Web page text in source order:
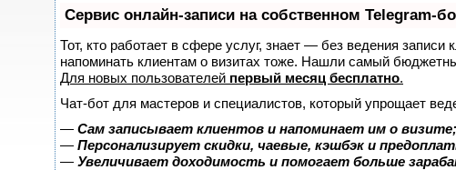
Сервис онлайн-записи на собственном Telegram-
Тот, кто работает в сфере услуг, знает — без ведения
напоминать клиентам о визитах тоже. Нашли самый
Для новых пользователей первый месяц бесплатно.
Чат-бот для мастеров и специалистов, который упрощает
— Сам записывает клиентов и напоминает им о визите;
— Персонализирует скидки, чаевые, кэшбэк и
— Увеличивает доходимость и помогает больше